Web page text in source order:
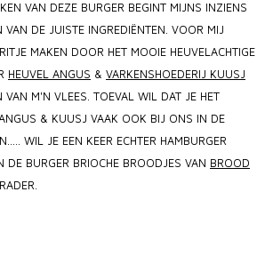
VAN DEZE BURGER BEGINT MIJNS INZIENS
VAN DE JUISTE INGREDIËNTEN. VOOR MIJ
MAKEN DOOR HET MOOIE HEUVELACHTIGE
HEUVEL ANGUS & VARKENSHOEDERIJ KUUSJ
VAN M'N VLEES. TOEVAL WIL DAT JE HET
& KUUSJ VAAK OOK BIJ ONS IN DE
WIL JE EEN KEER ECHTER HAMBURGER
DE BURGER BRIOCHE BROODJES VAN BROOD